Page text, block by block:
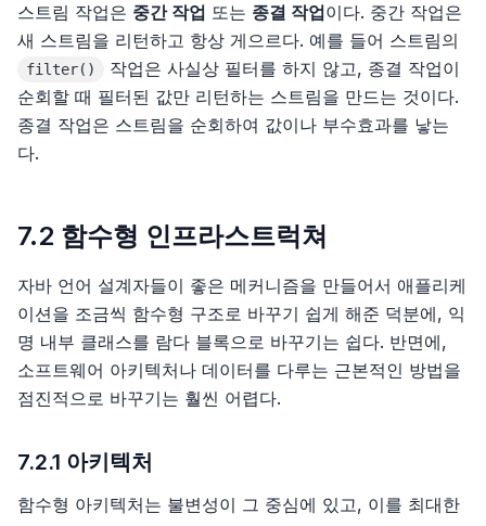
23장, 협상과 리더십 스킬
24장, 커리어패스 개발
스트림 작업은 중간 작업 또는 종결 작업이다. 중간 작업은
새 스트림을 리턴하고 항상 게으르다. 예를 들어 스트림의
filter()
작업은 사실상 필터를 하지 않고, 종결 작업이
순회할 때 필터된 값만 리턴하는 스트림을 만드는 것이다.
종결 작업은 스트림을 순회하여 값이나 부수효과를 낳는
다.
7.2 함수형 인프라스트럭쳐
자바 언어 설계자들이 좋은 메커니즘을 만들어서 애플리케
이션을 조금씩 함수형 구조로 바꾸기 쉽게 해준 덕분에, 익
명 내부 클래스를 람다 블록으로 바꾸기는 쉽다. 반면에,
소프트웨어 아키텍처나 데이터를 다루는 근본적인 방법을
점진적으로 바꾸기는 훨씬 어렵다.
7.2.1 아키텍처
함수형 아키텍처는 불변성이 그 중심에 있고, 이를 최대한